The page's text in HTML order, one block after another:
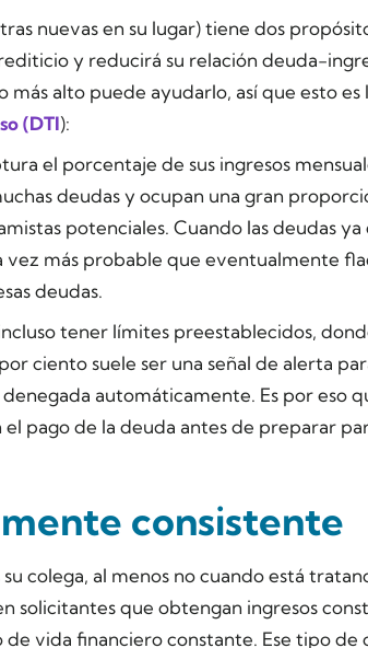
nuevas en su lugar) tiene dos
y reducirá su relación deuda-
alto puede ayudarlo, así que esto es
(DTI):
el porcentaje de sus ingresos
deudas y ocupan una gran
potenciales. Cuando las deudas
vez más probable que eventualmente
deudas.
tener límites preestablecidos,
ciento suele ser una señal de alerta
automáticamente. Es por eso
pago de la deuda antes de preparar
consistente
colega, al menos no cuando está
solicitantes que obtengan ingresos
vida financiero constante. Ese tipo de